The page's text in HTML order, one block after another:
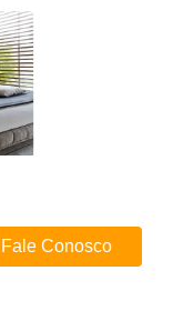
Fale Conosco